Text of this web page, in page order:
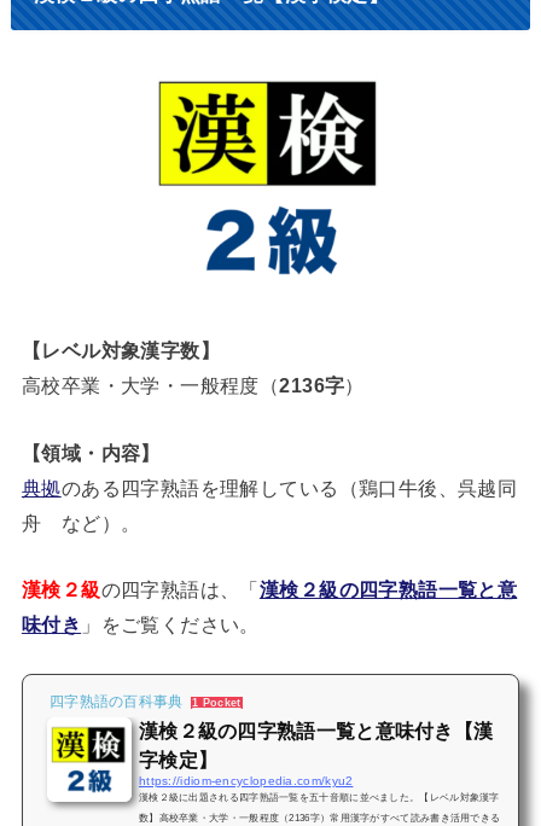
【レベル対象漢字数】
高校卒業・大学・一般程度（2136字）
【領域・内容】
典拠のある四字熟語を理解している（鶏口牛後、呉越同
舟 など）。
漢検２級の四字熟語は、「漢検２級の四字熟語一覧と意
味付き 」をご覧ください。
四字熟語の百科事典 1 Pocket
漢検２級の四字熟語一覧と意味付き【漢
字検定】
https://idiom-encyclopedia.com/kyu2
漢検２級に出題される四字熟語一覧を五十音順に並べました。【レベル対象漢字
数】高校卒業・大学・一般程度（2136字）常用漢字がすべて読み書き活用できる